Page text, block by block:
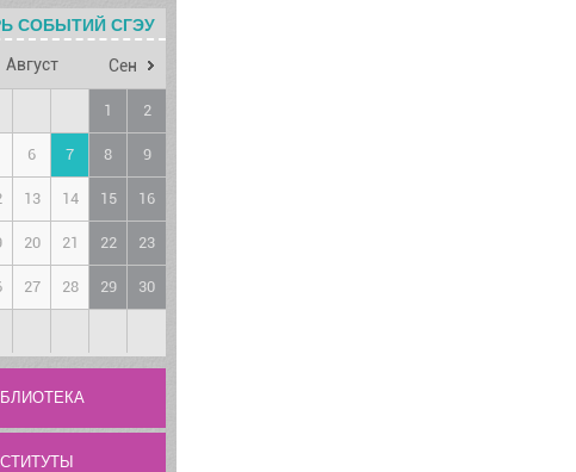
СОБЫТИЙ СГЭУ
Август Сен
1 2
6 7 8 9
13 14 15 16
20 21 22 23
27 28 29 30